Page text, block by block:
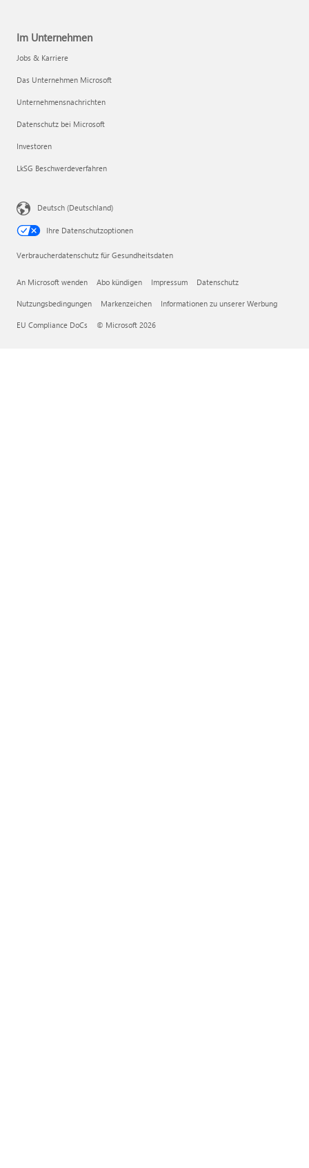
Im Unternehmen
Jobs & Karriere
Das Unternehmen Microsoft
Unternehmensnachrichten
Datenschutz bei Microsoft
Investoren
LkSG Beschwerdeverfahren
Deutsch (Deutschland)
Ihre Datenschutzoptionen
Verbraucherdatenschutz für Gesundheitsdaten
An Microsoft wenden Abo kündigen Impressum Datenschutz
Nutzungsbedingungen Markenzeichen Informationen zu unserer Werbung
EU Compliance DoCs © Microsoft 2026